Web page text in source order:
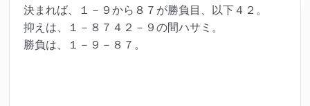
決まれば、１－９から８７が勝負目、以下４２。
抑えは、１－８７４２－９の間ハサミ。
勝負は、１－９－８７。